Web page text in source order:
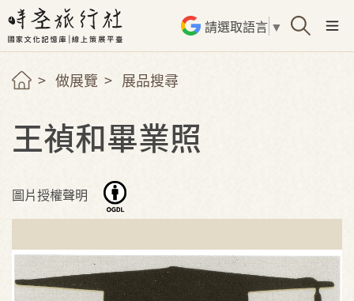
請選取語言 ▼
做展覽 展品搜尋
王禎和畢業照
圖片授權聲明